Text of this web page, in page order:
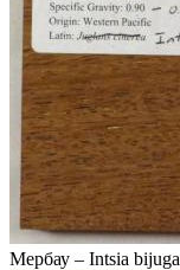
Мербау – Intsia bijuga